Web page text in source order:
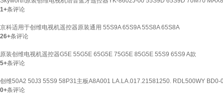
1+条评论
京科适用于创维电视机遥控器原装通用 55S9A 65S9A 55S8A 65S8A
26+条评论
原装创维电视机遥控器G5E 55G5E 65G5E 75G5E 85G5E 55S9 65S9 A款
5+条评论
创维50A2 50J3 55S9 58P31主板A8A001 LA.LA.017.21581250. RDL500WY BD0-
0+条评论